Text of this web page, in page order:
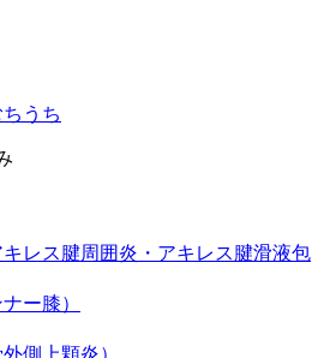
うち
レス腱周囲炎・アキレス腱滑液包
ー膝）